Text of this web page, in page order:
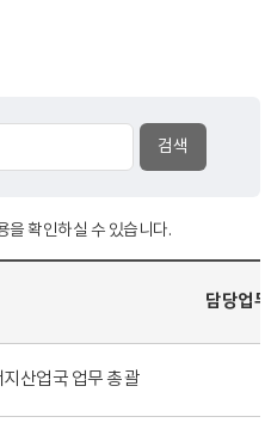
을 확인하실 수 있습니다.
담당업
지산업국 업무 총괄